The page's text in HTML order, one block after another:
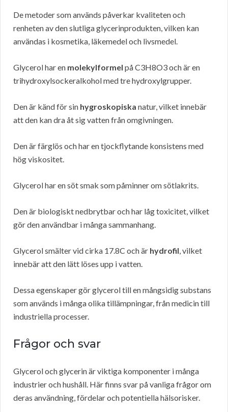
De metoder som används påverkar kvaliteten och
renheten av den slutliga glycerinprodukten, vilken kan
användas i kosmetika, läkemedel och livsmedel.
Glycerol har en molekylformel på C3H8O3 och är en
trihydroxylsockeralkohol med tre hydroxylgrupper.
Den är känd för sin hygroskopiska natur, vilket innebär
att den kan dra åt sig vatten från omgivningen.
Den är färglös och har en tjockflytande konsistens med
hög viskositet.
Glycerol har en söt smak som påminner om sötlakrits.
Den är biologiskt nedbrytbar och har låg toxicitet, vilket
gör den användbar i många sammanhang.
Glycerol smälter vid cirka 17.8C och är hydrofil, vilket
innebär att den lätt löses upp i vatten.
Dessa egenskaper gör glycerol till en mångsidig substans
som används i många olika tillämpningar, från medicin till
industriella processer.
Frågor och svar
Glycerol och glycerin är viktiga komponenter i många
industrier och hushåll. Här finns svar på vanliga frågor om
deras användning, fördelar och potentiella hälsorisker.